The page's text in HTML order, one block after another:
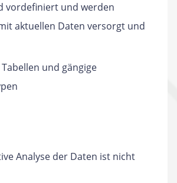
vordefiniert und werden
aktuellen Daten versorgt und
und gängige
Analyse der Daten ist nicht